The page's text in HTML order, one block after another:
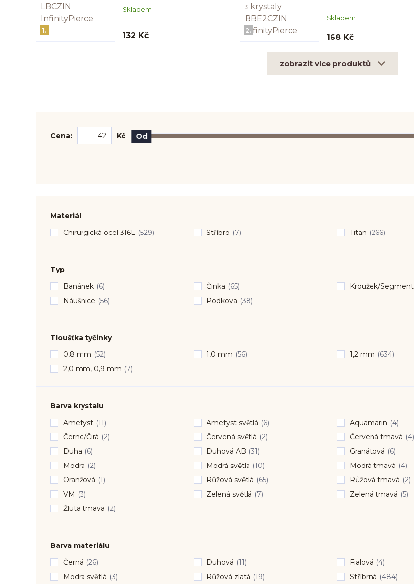
1.
Skladem
132 Kč
2.
Skladem
168 Kč
zobrazit více produktů
Cena: Kč Od
Materiál
Chirurgická ocel 316L (529) Stříbro (7) Titan (266)
Typ
Banánek (6) Činka (65) Kroužek/Segment
Náušnice (56) Podkova (38)
Tloušťka tyčinky
0,8 mm (52) 1,0 mm (56) 1,2 mm (634)
2,0 mm, 0,9 mm (7)
Barva krystalu
Ametyst (11) Ametyst světlá (6) Aquamarin (4)
Černo/Čirá (2) Červená světlá (2) Červená tmavá (4)
Duha (6) Duhová AB (31) Granátová (6)
Modrá (2) Modrá světlá (10) Modrá tmavá (4)
Oranžová (1) Růžová světlá (65) Růžová tmavá (2)
VM (3) Zelená světlá (7) Zelená tmavá (5)
Žlutá tmavá (2)
Barva materiálu
Černá (26) Duhová (11) Fialová (4)
Modrá světlá (3) Růžová zlatá (19) Stříbrná (484)